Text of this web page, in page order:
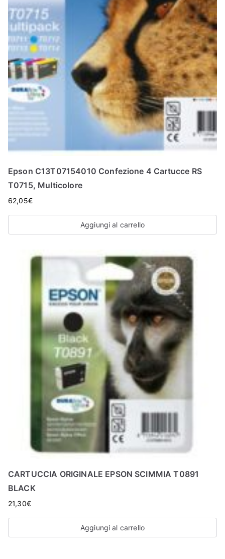
Epson C13T07154010 Confezione 4 Cartucce RS
T0715, Multicolore
62,05€
Aggiungi al carrello
CARTUCCIA ORIGINALE EPSON SCIMMIA T0891
BLACK
21,30€
Aggiungi al carrello